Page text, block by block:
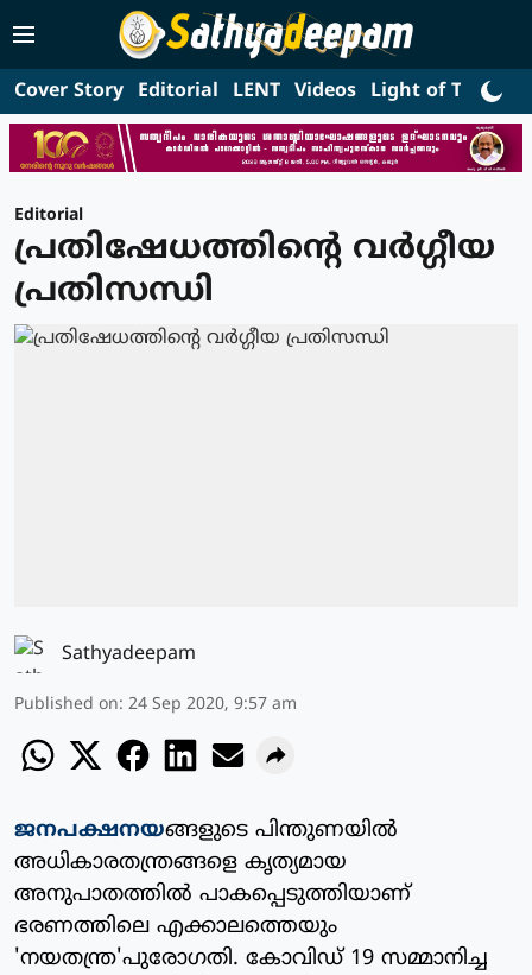
Cover Story Editorial LENT Videos Light of Truth
Editorial
പ്രതിഷേധത്തിന്റെ വര്‍ഗ്ഗീയ
പ്രതിസന്ധി
Sathyadeepam
Published on: 24 Sep 2020, 9:57 am
ജനപക്ഷനയങ്ങളുടെ പിന്തുണയില്‍
അധികാരതന്ത്രങ്ങളെ കൃത്യമായ
അനുപാതത്തില്‍ പാകപ്പെടുത്തിയാണ്
ഭരണത്തിലെ എക്കാലത്തെയും
'നയതന്ത്ര'പുരോഗതി. കോവിഡ് 19 സമ്മാനിച്ച